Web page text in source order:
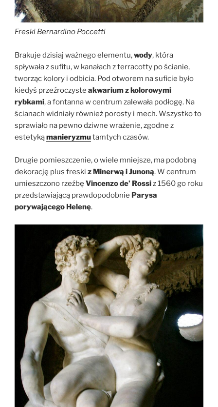
Freski Bernardino Poccetti
Brakuje dzisiaj ważnego elementu,wody, która
spływała z sufitu, w kanałach z terracotty po ścianie,
tworząc kolory i odbicia. Pod otworem na suficie było
kiedyś przeźroczyste akwarium z kolorowymi
rybkami, a fontanna w centrum zalewała podłogę. Na
ścianach widniały również porosty i mech. Wszystko to
sprawiało na pewno dziwne wrażenie, zgodne z
estetykąmanieryzmutamtych czasów.
Drugie pomieszczenie, o wiele mniejsze, ma podobną
dekorację plus freski z Minerwą i Junoną. W centrum
umieszczono rzeźbę Vincenzo de’ Rossiz 1560 go roku
przedstawiającą prawdopodobnie Parysa
porywającego Helenę.